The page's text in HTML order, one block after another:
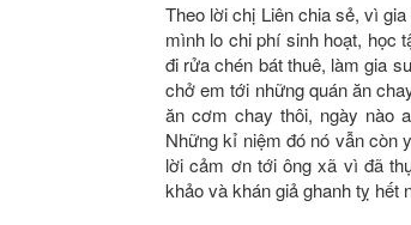
Theo lời chị Liên chia sẻ, vì
mình lo chi phí sinh hoạt, học
đi rửa chén bát thuê, làm gia
chở em tới những quán ăn
ăn cơm chay thôi, ngày nào
Những kỉ niệm đó nó vẫn còn
lời cảm ơn tới ông xã vì đã
khảo và khán giả ghanh tỵ hết